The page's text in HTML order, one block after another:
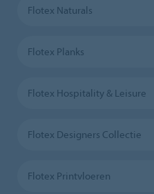
Flotex Naturals
Flotex Planks
Flotex Hospitality & Leisure
Flotex Designers Collectie
Flotex Printvloeren